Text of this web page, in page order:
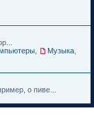
Музыка
о пиве...